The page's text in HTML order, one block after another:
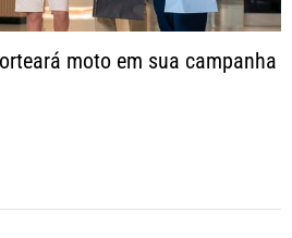
moto em sua campanha